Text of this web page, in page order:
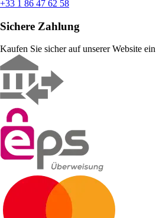
+33 1 86 47 62 58
Sichere Zahlung
Kaufen Sie sicher auf unserer Website ein